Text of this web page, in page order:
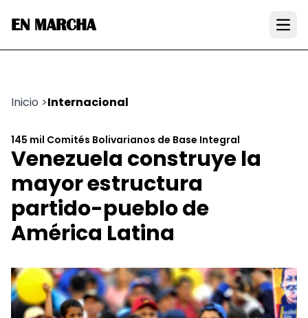
EN MARCHA
Inicio >Internacional
145 mil Comités Bolivarianos de Base Integral
Venezuela construye la
mayor estructura
partido-pueblo de
América Latina